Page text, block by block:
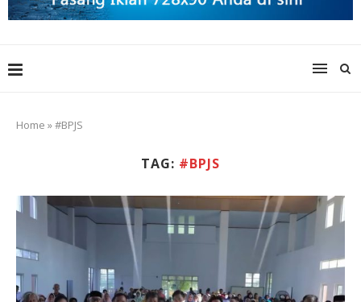
Home »#BPJS
TAG: #BPJS